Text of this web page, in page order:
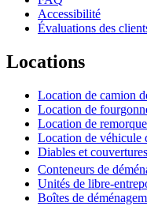
Accessibilité
Évaluations des
Locations
Location de camion
Location de
Location de remorque
Location de véhicule
Diables et
Conteneurs de
Unités de libre-
Boîtes de